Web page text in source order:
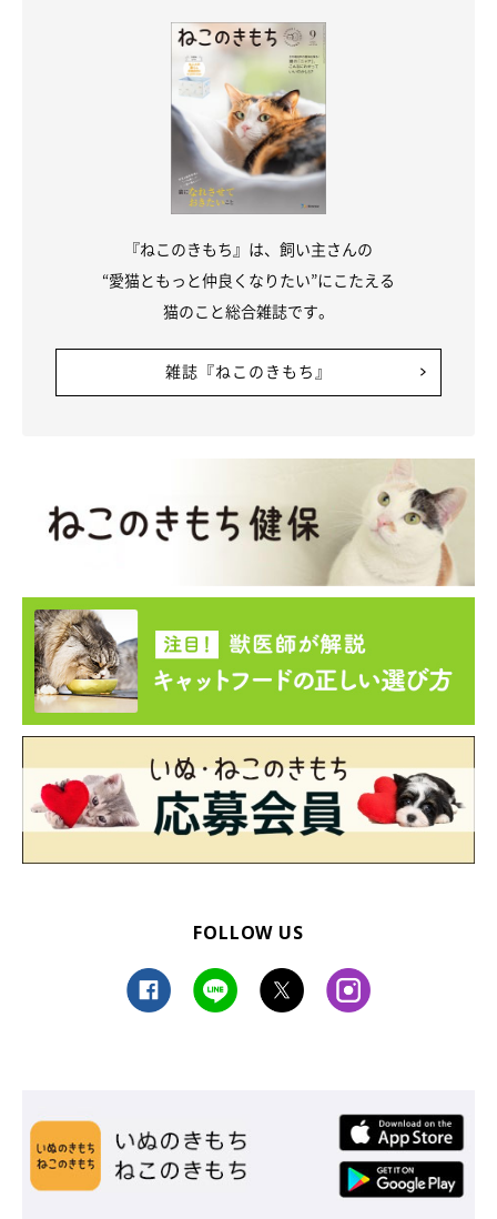
『ねこのきもち』は、飼い主さんの
“愛猫ともっと仲良くなりたい”にこたえる
猫のこと総合雑誌です。
雑誌『ねこのきもち』
FOLLOW US